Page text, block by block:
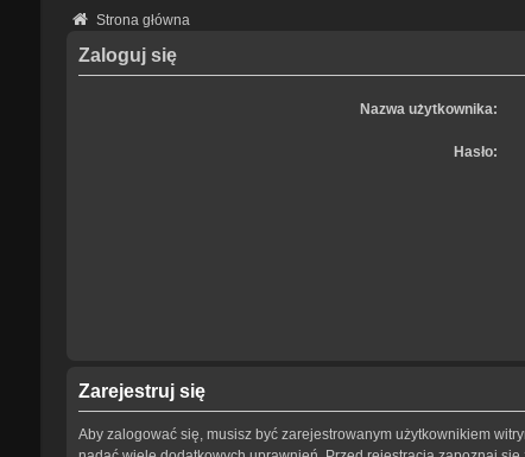
Strona główna
Zaloguj się
Nazwa użytkownika:
Hasło:
Zarejestruj się
Aby zalogować się, musisz być zarejestrowanym użytkownikiem